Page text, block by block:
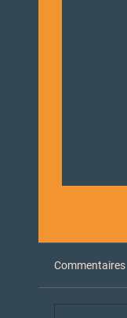
Commentaires